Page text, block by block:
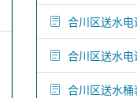
合川区送水
合川区送水
合川区送水